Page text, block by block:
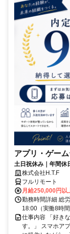
アプリ・ゲー
土日祝休み｜年間休
株式会社H.T.F
フルリモート
月給250,000円以
勤務時間詳細 総
18:00（実働8時間
仕事内容 「好き
す。」 スマホア